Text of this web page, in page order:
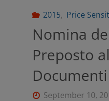
2015, Price
Nomina
Preposto
September 10,